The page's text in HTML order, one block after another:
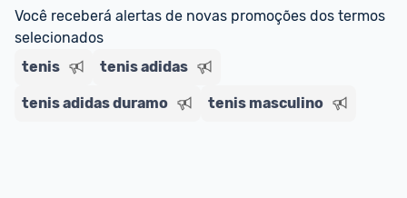
Entrega Expressa: A partir de 2 dias úteis.*
*Confira aqui
Você receberá alertas de novas promoções dos termos
selecionados
tenis
tenis adidas
tenis adidas duramo tenis masculino